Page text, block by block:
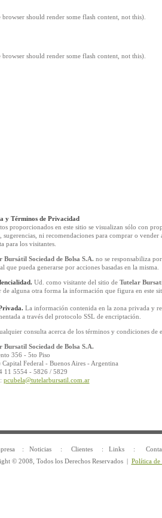
should render some flash content, not this).
should render some flash content, not this).
y Términos de Privacidad
proporcionados en este sitio se visualizan sólo con
sugerencias, ni recomendaciones para comprar o
para los visitantes.
Bursátil Sociedad de Bolsa S.A. no se responsabiliza
que pueda generarse por acciones basadas en la misma.
Ud. como visitante del sitio de Tutelar
de alguna otra forma la información que figura en este
La información contenida en la zona privada y
a través del protocolo SSL de encriptación.
consulta acerca de los términos y condiciones de
Bursatil Sociedad de Bolsa S.A.
356 - 5to Piso
Federal - Buenos Aires - Argentina
11 5554 - 5826 / 5829
pcubela@tutelarbursatil.com.ar
: Noticias: Clientes: Links :
© 2008, Todos los Derechos Reservados | Política de